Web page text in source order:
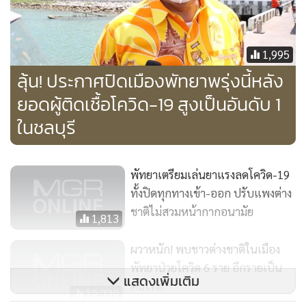
ตรวจวัดไข้ การตรวจสอบบัตรประจำตัวประชาชน เอกสาร
รับรองจากบริษัทฯ หรือบัตรประจำตัวที่ออกให้โดยภาครัฐ โดย
สามารถผ่านเข้าได้ 3 เส้นทาง คือ ซอยถนนชัยพรวิถี ซอยถนน
พรประภานิมิต หรือสยามคันทรี คลับ และซอยถนนชัยพฤกษ์
โดยทั้งหมดจะต้องผ่านจุดตรวจสอบอีกครั้งที่จะสามารถเข้าสู่
พื้นที่เมืองพัทยาได้ 2 จุด คือ ถนนพัทยากลาง และถนนซอยเทพ
รถโดยสารประจำทางที่ไม่ได้วิ่งเข้าสู่พื้นที่ชั้นในของเมืองพัทยาจะ
ได้หารือเพื่อลดความเดือดร้อนให้แก่ประชาชน โดยให้สามารถวิ่ง
ผ่านเส้นทางสุขุมวิทตลอดแนวได้
ทั้งนี้ มติดังกล่าวจะได้นำเสนอผู้ว่าราชการจังหวัดชลบุรี ในฐานะ
ประธานคณะกรรมการควบคุมโรคติดต่อจังหวัดชลบุรี เพื่อลง
นามคำสั่งปิดพื้นที่เมืองพัทยา หรือ Lock Down อย่างเป็น
1,995
ลุ้น! ประกาศปิดเมือง​พัทยาพรุ่งนี้หลัง
ยอดผู้ติดเชื้อโควิด-19​ สูงเป็นอันดับ​ 1​
ใน​ชลบุรี​
1,813
พัทยาเตรียมเล่นยาแรงลดโควิด-19
ทั้งปิดทุกทางเข้า-ออก ปรับแพงต่าง
ชาติไม่สวมหน้ากากอนามัย
12,229
ผวาหนัก! พบชาวต่างชาติในเมือง
พัทยาป่วยโควิด 6 ราย อีกรายเป็น
คนไทย
แสดงเพิ่มเติม